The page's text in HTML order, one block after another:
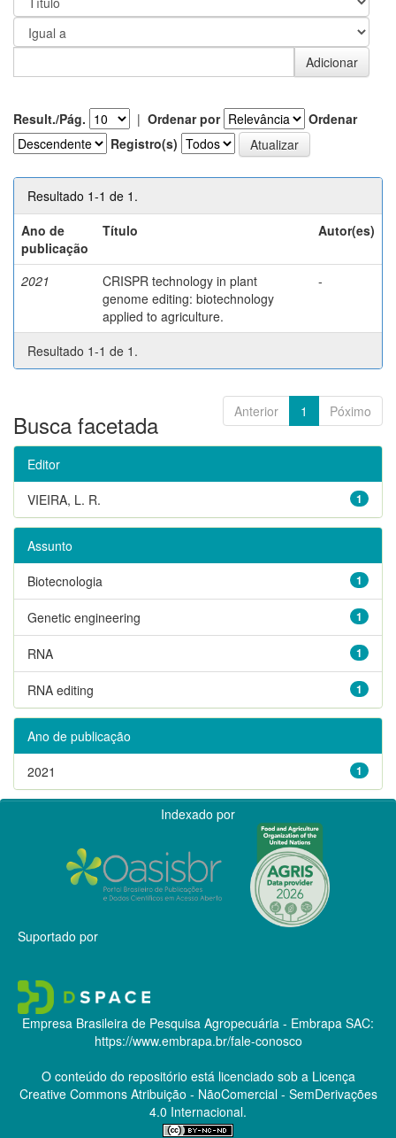
Result./Pág. | Ordenar por
Ordenar
Registro(s)
Resultado 1-1 de 1.
Ano de
publicação
Título Autor(es)
2021
CRISPR technology in plant
genome editing: biotechnology
applied to agriculture.
-
Resultado 1-1 de 1.
Anterior 1 Póximo
Busca facetada
Editor
1
VIEIRA, L. R.
Assunto
1
Biotecnologia
1
Genetic engineering
1
RNA
1
RNA editing
Ano de publicação
1
2021
Indexado por
Suportado por
Empresa Brasileira de Pesquisa Agropecuária - Embrapa SAC:
https://www.embrapa.br/fale-conosco
O conteúdo do repositório está licenciado sob a Licença
Creative CommonsAtribuição - NãoComercial - SemDerivações
4.0 Internacional.